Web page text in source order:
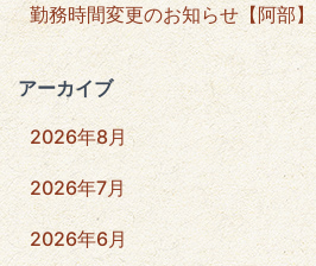
勤務時間変更のお知らせ【阿部】
アーカイブ
2026年8月
2026年7月
2026年6月